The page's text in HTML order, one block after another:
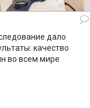
дало
качество
во всем мире